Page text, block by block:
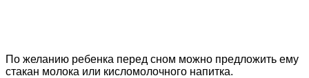
По желанию ребенка перед сном можно предложить ему
стакан молока или кисломолочного напитка.